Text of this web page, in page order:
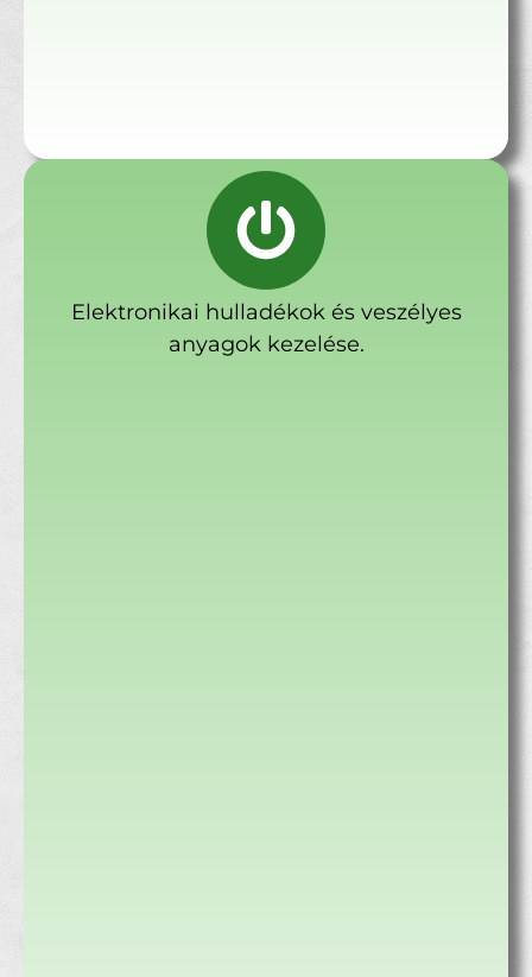
Elektronikai hulladékok és veszélyes
anyagok kezelése.